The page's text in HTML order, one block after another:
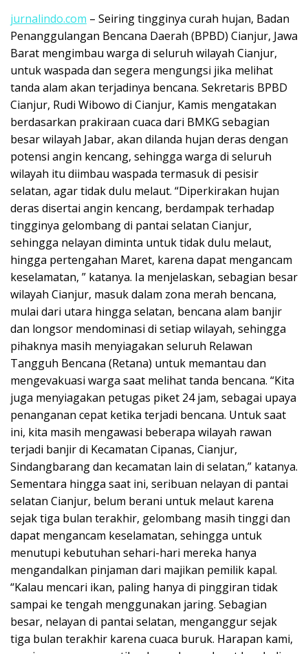
jurnalindo.com – Seiring tingginya curah hujan, Badan
Penanggulangan Bencana Daerah (BPBD) Cianjur, Jawa
Barat mengimbau warga di seluruh wilayah Cianjur,
untuk waspada dan segera mengungsi jika melihat
tanda alam akan terjadinya bencana. Sekretaris BPBD
Cianjur, Rudi Wibowo di Cianjur, Kamis mengatakan
berdasarkan prakiraan cuaca dari BMKG sebagian
besar wilayah Jabar, akan dilanda hujan deras dengan
potensi angin kencang, sehingga warga di seluruh
wilayah itu diimbau waspada termasuk di pesisir
selatan, agar tidak dulu melaut. “Diperkirakan hujan
deras disertai angin kencang, berdampak terhadap
tingginya gelombang di pantai selatan Cianjur,
sehingga nelayan diminta untuk tidak dulu melaut,
hingga pertengahan Maret, karena dapat mengancam
keselamatan, ” katanya. Ia menjelaskan, sebagian besar
wilayah Cianjur, masuk dalam zona merah bencana,
mulai dari utara hingga selatan, bencana alam banjir
dan longsor mendominasi di setiap wilayah, sehingga
pihaknya masih menyiagakan seluruh Relawan
Tangguh Bencana (Retana) untuk memantau dan
mengevakuasi warga saat melihat tanda bencana. “Kita
juga menyiagakan petugas piket 24 jam, sebagai upaya
penanganan cepat ketika terjadi bencana. Untuk saat
ini, kita masih mengawasi beberapa wilayah rawan
terjadi banjir di Kecamatan Cipanas, Cianjur,
Sindangbarang dan kecamatan lain di selatan,” katanya.
Sementara hingga saat ini, seribuan nelayan di pantai
selatan Cianjur, belum berani untuk melaut karena
sejak tiga bulan terakhir, gelombang masih tinggi dan
dapat mengancam keselamatan, sehingga untuk
menutupi kebutuhan sehari-hari mereka hanya
mengandalkan pinjaman dari majikan pemilik kapal.
“Kalau mencari ikan, paling hanya di pinggiran tidak
sampai ke tengah menggunakan jaring. Sebagian
besar, nelayan di pantai selatan, menganggur sejak
tiga bulan terakhir karena cuaca buruk. Harapan kami,